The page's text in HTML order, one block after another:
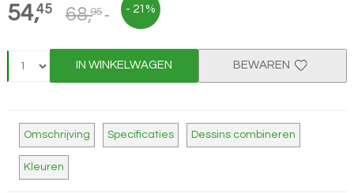
54,45 68,95 - 21%
IN WINKELWAGEN BEWAREN
Omschrijving Specificaties Dessins combineren
Kleuren